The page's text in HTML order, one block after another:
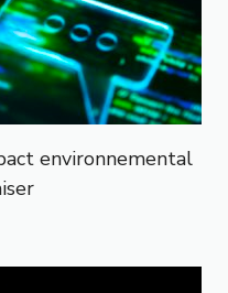
environnemental